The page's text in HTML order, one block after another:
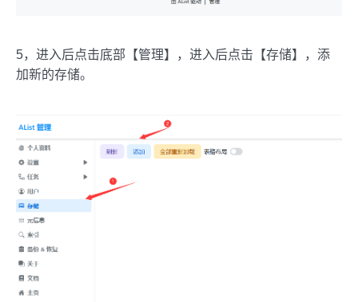
5，进入后点击底部【管理】，进入后点击【存储】，添
加新的存储。